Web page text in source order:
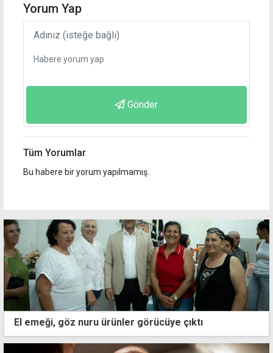
Yorum Yap
Gönder
Tüm Yorumlar
Bu habere bir yorum yapılmamış.
El emeği, göz nuru ürünler görücüye çıktı